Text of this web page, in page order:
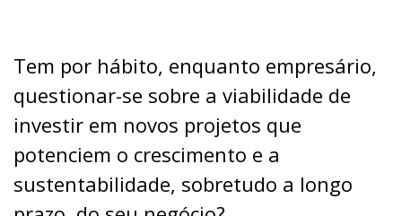
Tem por hábito, enquanto empresário,
questionar-se sobre a viabilidade de
investir em novos projetos que
potenciem o crescimento e a
sustentabilidade, sobretudo a longo